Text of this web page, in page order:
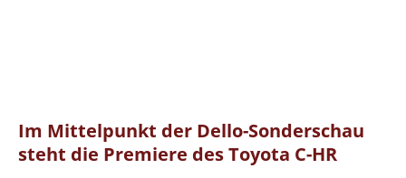
Im Mittelpunkt der Dello-Sonderschau
steht die Premiere des Toyota C-HR